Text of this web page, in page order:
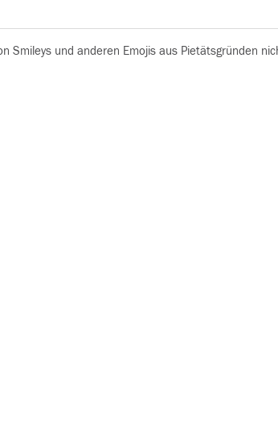
Smileys und anderen Emojis aus Pietätsgründen